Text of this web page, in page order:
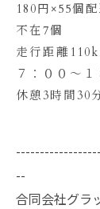
180円×55個
不在7個
走行距離
７：００〜１
休憩3時間30
--
合同会社グラ